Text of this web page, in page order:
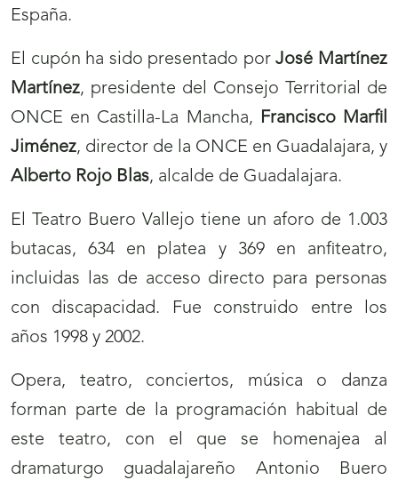
España.
El cupón ha sido presentado porJosé Martínez
Martínez, presidente del Consejo Territorial de
ONCE en Castilla-La Mancha, Francisco Marfil
Jiménez, director de la ONCE en Guadalajara, y
Alberto Rojo Blas, alcalde de Guadalajara.
El Teatro Buero Vallejo tiene un aforo de 1.003
butacas, 634 en platea y 369 en anfiteatro,
incluidas las de acceso directo para personas
con discapacidad. Fue construido entre los
años 1998 y 2002.
Opera, teatro, conciertos, música o danza
forman parte de la programación habitual de
este teatro, con el que se homenajea al
dramaturgo guadalajareño Antonio Buero